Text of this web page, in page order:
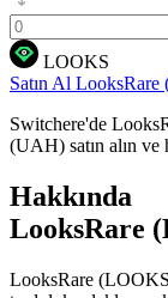
LOOKS
Satın Al
Switchere'de
(UAH) satın alın ve
Hakkında
LooksRare
LooksRare